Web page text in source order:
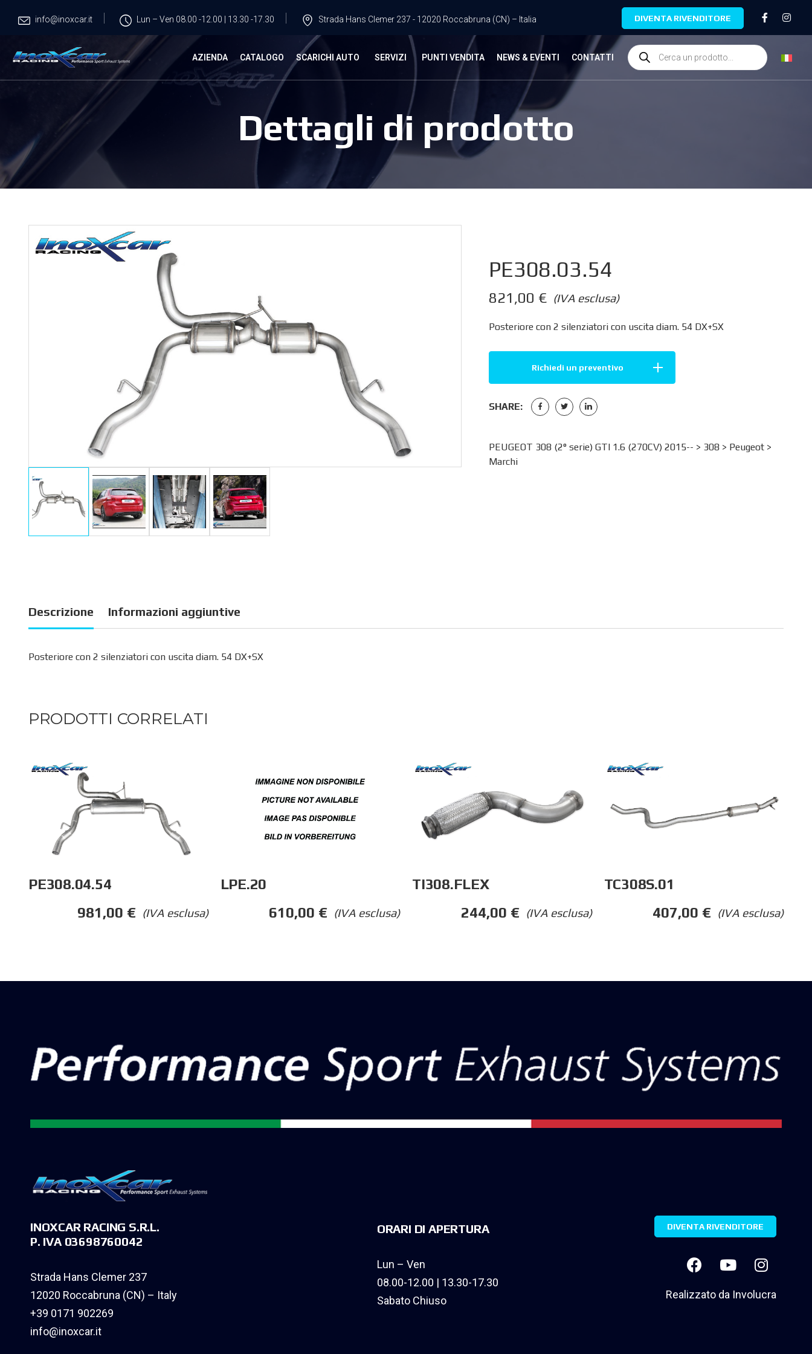
info@inoxcar.it Lun – Ven 08.00 -12.00 | 13.30 -17.30 Strada Hans Clemer 237 - 12020 Roccabruna (CN) – Italia DIVENTA RIVENDITORE
AZIENDA CATALOGO SCARICHI AUTO SERVIZI PUNTI VENDITA NEWS & EVENTI CONTATTI
Dettagli di prodotto
PE308.03.54
(IVA esclusa)
821,00 €
Posteriore con 2 silenziatori con uscita diam. 54 DX+SX
Richiedi un preventivo
SHARE:
PEUGEOT 308 (2° serie) GTI 1.6 (270CV) 2015-- > 308> Peugeot>
Marchi
Descrizione Informazioni aggiuntive
Posteriore con 2 silenziatori con uscita diam. 54 DX+SX
PRODOTTI CORRELATI
PE308.04.54
(IVA esclusa)
981,00 €
LPE.20
(IVA esclusa)
610,00 €
TI308.FLEX
(IVA esclusa)
244,00 €
TC308S.01
(IVA esclusa)
407,00 €
INOXCAR RACING S.R.L.
P. IVA 03698760042
Strada Hans Clemer 237
12020 Roccabruna (CN) – Italy
+39 0171 902269
info@inoxcar.it
ORARI DI APERTURA
Lun – Ven
08.00-12.00 | 13.30-17.30
Sabato Chiuso
DIVENTA RIVENDITORE
Realizzato da Involucra